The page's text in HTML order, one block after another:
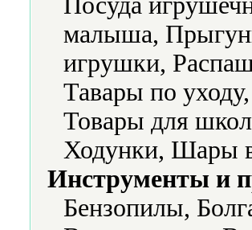
малыша,
игрушки,
Тавары по
Товары для
Ходунки, Шары
Инструменты и
Бензопилы,